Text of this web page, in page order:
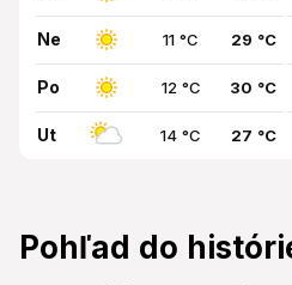
Ne 11 °C 29 °C
Po 12 °C 30 °C
Ut 14 °C 27 °C
Pohľad do